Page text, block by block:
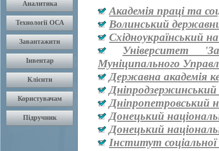
Академія праці та
Волинський
Східноукраїнський
Університет
Муніципального
Державна академія
Дніпропетровський
Донецький
Донецький
Інститут